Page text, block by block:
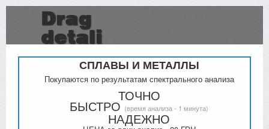
Прайс Контакты
СПЛАВЫ И МЕТАЛЛЫ
Покупаются по результатам спектрального анализа
ТОЧНО
БЫСТРО (время анализа - 1 минута)
НАДЕЖНО